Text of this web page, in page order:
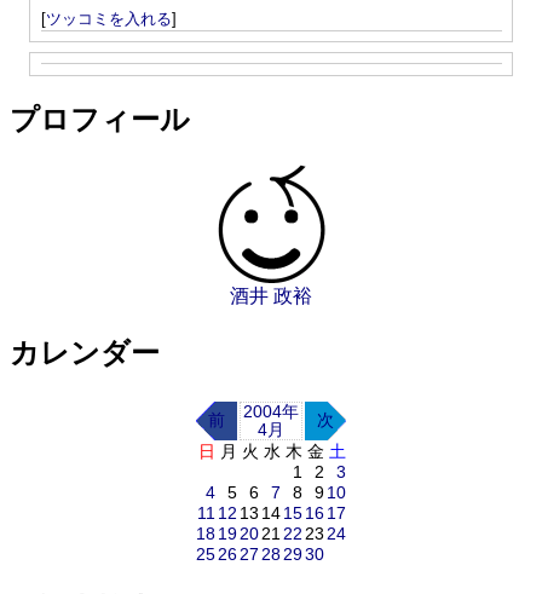
[ツッコミを入れる]
プロフィール
酒井 政裕
カレンダー
前
2004年
4月
次
日 月 火 水 木 金 土
1
2
3
4
5 6 7 8 910
11 12 13 14151617
18192021 22 23 24
252627 282930